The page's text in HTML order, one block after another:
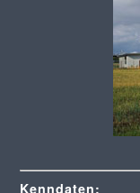
Kenndaten: